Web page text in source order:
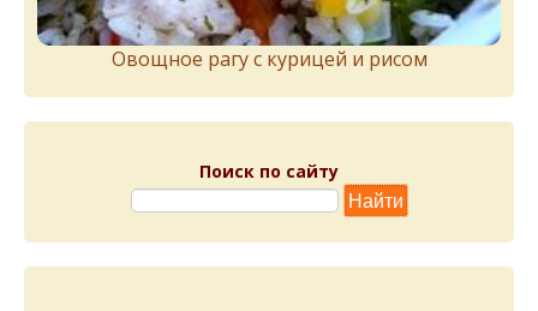
Овощное рагу с курицей и рисом
Поиск по сайту